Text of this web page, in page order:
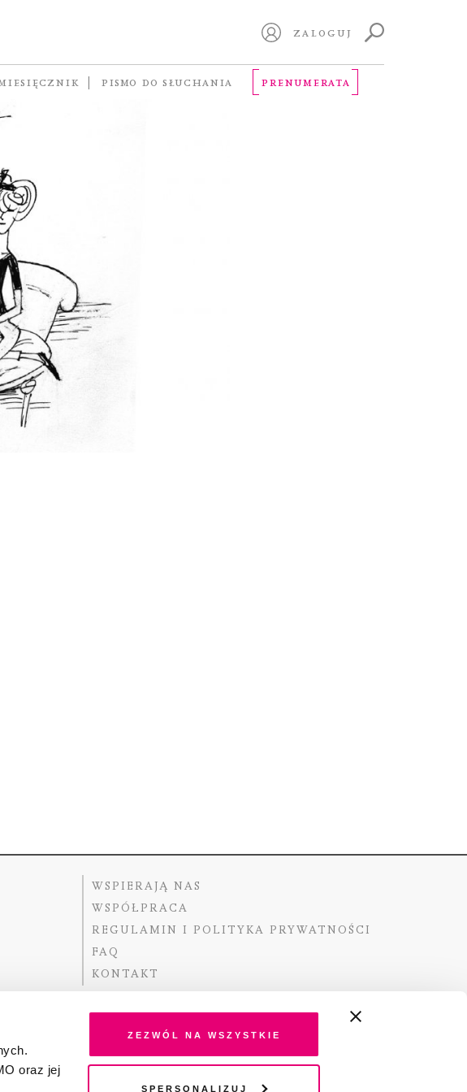
oraz jej
Zezwól na wszystkie
Spersonalizuj
ZALOGUJ
PISMO DO SŁUCHANIA PRENUMERATA
WSPIERAJĄ NAS
WSPÓŁPRACA
REGULAMIN I POLITYKA PRYWATNOŚCI
FAQ
KONTAKT
Dofinansowano ze środków Ministra Kultury i Dziedzictwa
Narodowego pochodzących z Funduszu Promocji Kultury –